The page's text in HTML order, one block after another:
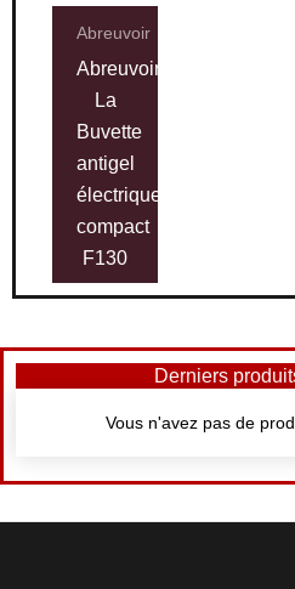
Abreuvoir
Abreuvoir
La
Buvette
antigel
électrique
compact
F130
Derniers
Vous n'avez pas de